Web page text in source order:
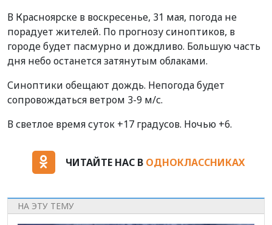
В Красноярске в воскресенье, 31 мая, погода не
порадует жителей. По прогнозу синоптиков, в
городе будет пасмурно и дождливо. Большую часть
дня небо останется затянутым облаками.
Синоптики обещают дождь. Непогода будет
сопровождаться ветром 3-9 м/с.
В светлое время суток +17 градусов. Ночью +6.
ЧИТАЙТЕ НАС В ОДНОКЛАССНИКАХ
НА ЭТУ ТЕМУ